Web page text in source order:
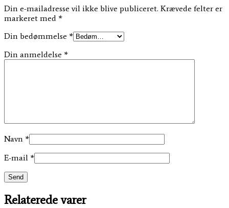
Din e-mailadresse vil ikke blive publiceret. Krævede felter er
markeret med *
Din bedømmelse *
Din anmeldelse *
Navn *
E-mail *
Relaterede varer